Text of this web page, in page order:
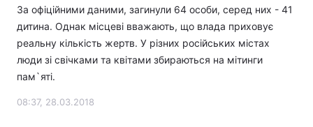
За офіційними даними, загинули 64 особи, серед них - 41
дитина. Однак місцеві вважають, що влада приховує
реальну кількість жертв. У різних російських містах
люди зі свічками та квітами збираються на мітинги
пам`яті.
08:37, 28.03.2018